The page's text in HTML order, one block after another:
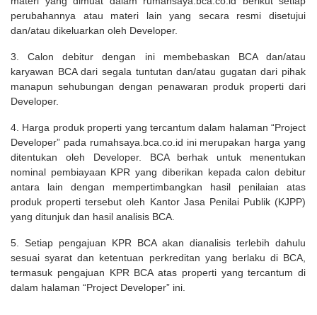
perubahannya atau materi lain yang secara resmi disetujui
dan/atau dikeluarkan oleh Developer.
3. Calon debitur dengan ini membebaskan BCA dan/atau
karyawan BCA dari segala tuntutan dan/atau gugatan dari pihak
manapun sehubungan dengan penawaran produk properti dari
Developer.
4. Harga produk properti yang tercantum dalam halaman “Project
Developer” pada rumahsaya.bca.co.id ini merupakan harga yang
ditentukan oleh Developer. BCA berhak untuk menentukan
nominal pembiayaan KPR yang diberikan kepada calon debitur
antara lain dengan mempertimbangkan hasil penilaian atas
produk properti tersebut oleh Kantor Jasa Penilai Publik (KJPP)
yang ditunjuk dan hasil analisis BCA.
5. Setiap pengajuan KPR BCA akan dianalisis terlebih dahulu
sesuai syarat dan ketentuan perkreditan yang berlaku di BCA,
termasuk pengajuan KPR BCA atas properti yang tercantum di
dalam halaman “Project Developer” ini.